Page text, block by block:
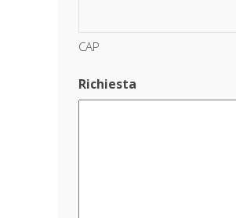
CAP
Richiesta